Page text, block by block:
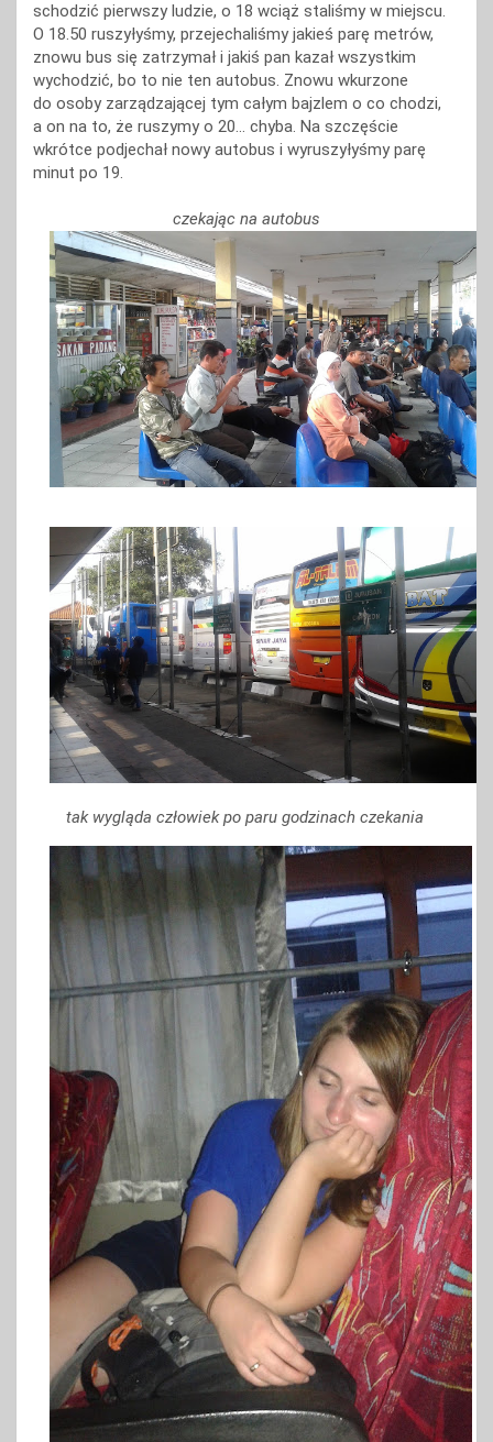
schodzić pierwszy ludzie, o 18 wciąż staliśmy w miejscu.
O 18.50 ruszyłyśmy, przejechaliśmy jakieś parę metrów,
znowu bus się zatrzymał i jakiś pan kazał wszystkim
wychodzić, bo to nie ten autobus. Znowu wkurzone
do osoby zarządzającej tym całym bajzlem o co chodzi,
a on na to, że ruszymy o 20… chyba. Na szczęście
wkrótce podjechał nowy autobus i wyruszyłyśmy parę
minut po 19.
czekając na autobus
tak wygląda człowiek po paru godzinach czekania